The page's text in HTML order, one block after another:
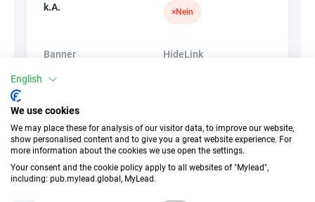
k.A. ×Nein
Banner HideLink
Produkte
×Nein
Aktionen
× Nein
English
We use cookies
We may place these for analysis of our visitor data, to improve our website,
show personalised content and to give you a great website experience. For
more information about the cookies we use open the settings.
Your consent and the cookie policy apply to all websites of "Mylead",
including: pub.mylead.global, MyLead.